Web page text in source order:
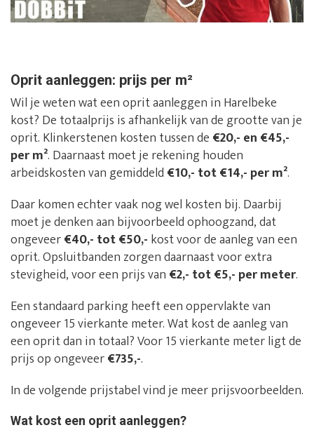
Oprit aanleggen: prijs per m²
Wil je weten wat een oprit aanleggen in Harelbeke
kost? De totaalprijs is afhankelijk van de grootte van je
oprit. Klinkerstenen kosten tussen de €20,- en €45,-
per m². Daarnaast moet je rekening houden
arbeidskosten van gemiddeld €10,- tot €14,- per m².
Daar komen echter vaak nog wel kosten bij. Daarbij
moet je denken aan bijvoorbeeld ophoogzand, dat
ongeveer€40,- tot €50,- kost voor de aanleg van een
oprit. Opsluitbanden zorgen daarnaast voor extra
stevigheid, voor een prijs van €2,- tot €5,- per meter.
Een standaard parking heeft een oppervlakte van
ongeveer 15 vierkante meter. Wat kost de aanleg van
een oprit dan in totaal? Voor 15 vierkante meter ligt de
prijs op ongeveer€735,-.
In de volgende prijstabel vind je meer prijsvoorbeelden.
Wat kost een oprit aanleggen?